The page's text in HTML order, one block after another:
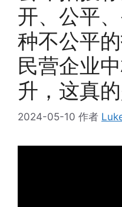
开、公平
种不公平的
民营企业
升，这真
2024-05-10 作者